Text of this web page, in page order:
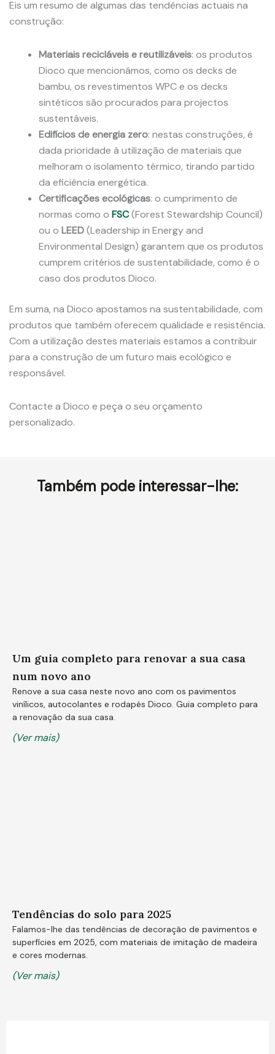
Eis um resumo de algumas das tendências actuais na
construção:
Materiais recicláveis e reutilizáveis: os produtos
Dioco que mencionámos, como os decks de
bambu, os revestimentos WPC e os decks
sintéticos são procurados para projectos
sustentáveis.
Edifícios de energia zero: nestas construções, é
dada prioridade à utilização de materiais que
melhoram o isolamento térmico, tirando partido
da eficiência energética.
Certificações ecológicas: o cumprimento de
normas como o FSC(Forest Stewardship Council)
ou o LEED(Leadership in Energy and
Environmental Design) garantem que os produtos
cumprem critérios de sustentabilidade, como é o
caso dos produtos Dioco.
Em suma, na Dioco apostamos na sustentabilidade, com
produtos que também oferecem qualidade e resistência.
Com a utilização destes materiais estamos a contribuir
para a construção de um futuro mais ecológico e
responsável.
Contacte a Dioco e peça o seu orçamento
personalizado.
Também pode interessar-lhe:
Um guia completo para renovar a sua casa
num novo ano
Renove a sua casa neste novo ano com os pavimentos
vinílicos, autocolantes e rodapés Dioco. Guia completo para
a renovação da sua casa.
(Ver mais)
Tendências do solo para 2025
Falamos-lhe das tendências de decoração de pavimentos e
superfícies em 2025, com materiais de imitação de madeira
e cores modernas.
(Ver mais)